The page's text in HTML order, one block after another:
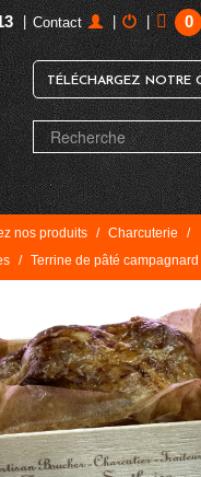
| Contact | | 0
TÉLÉCHARGEZ NOTRE
nos produits / Charcuterie
/
/ Terrine de pâté